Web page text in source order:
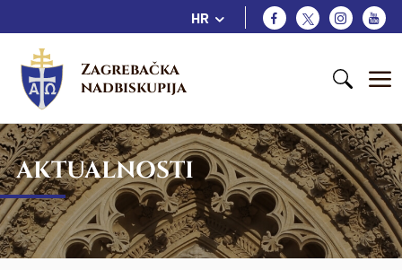
HR
Zagrebačka
nadbiskupija
AKTUALNOSTI